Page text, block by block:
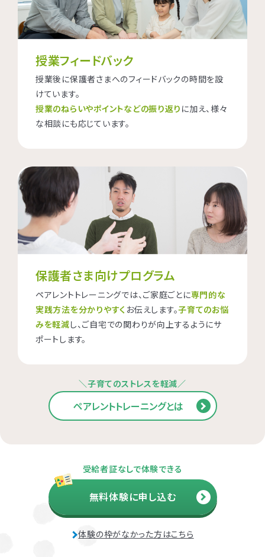
授業フィードバック
授業後に保護者さまへのフィードバックの時間を設
けています。
授業のねらいやポイントなどの振り返り に加え、様々
な相談にも応じています。
保護者さま向けプログラム
ペアレントトレーニングでは、ご家庭ごとに専門的な
実践方法を分かりやすく お伝えします。子育てのお悩
みを軽減し、ご自宅での関わりが向上するようにサ
ポートします。
＼子育てのストレスを軽減／
ペアレントトレーニングとは
受給者証なしで体験できる
無料体験に申し込む
体験の枠がなかった方はこちら